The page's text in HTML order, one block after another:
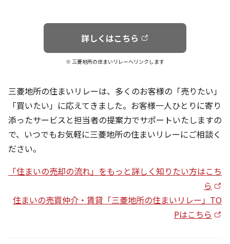
詳しくはこちら
※ 三菱地所の住まいリレーへリンクします
三菱地所の住まいリレーは、多くのお客様の「売りたい」
「買いたい」に応えてきました。お客様一人ひとりに寄り
添ったサービスと担当者の提案力でサポートいたしますの
で、いつでもお気軽に三菱地所の住まいリレーにご相談く
ださい。
「住まいの売却の流れ」をもっと詳しく知りたい方はこち
ら
住まいの売買仲介・賃貸「三菱地所の住まいリレー」TO
Pはこちら